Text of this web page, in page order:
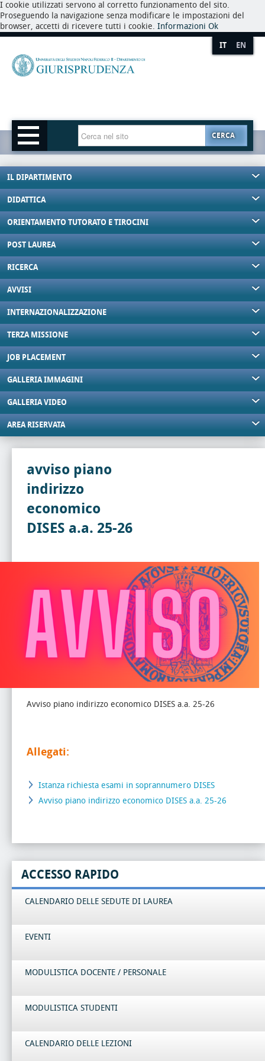
I cookie utilizzati servono al corretto funzionamento del sito.
Proseguendo la navigazione senza modificare le impostazioni del
browser, accetti di ricevere tutti i cookie. Informazioni Ok
IT EN
CERCA
IL DIPARTIMENTO
DIDATTICA
ORIENTAMENTO TUTORATO E TIROCINI
POST LAUREA
RICERCA
AVVISI
INTERNAZIONALIZZAZIONE
TERZA MISSIONE
JOB PLACEMENT
GALLERIA IMMAGINI
GALLERIA VIDEO
AREA RISERVATA
avviso piano
indirizzo
economico
DISES a.a. 25-26
Avviso piano indirizzo economico DISES a.a. 25-26
Allegati:
Istanza richiesta esami in soprannumero DISES
Avviso piano indirizzo economico DISES a.a. 25-26
ACCESSO RAPIDO
CALENDARIO DELLE SEDUTE DI LAUREA
EVENTI
MODULISTICA DOCENTE / PERSONALE
MODULISTICA STUDENTI
CALENDARIO DELLE LEZIONI